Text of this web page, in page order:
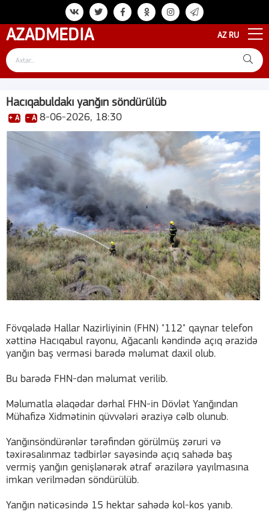
AZADMEDIA AZ RU
Hacıqabuldakı yanğın söndürülüb
+ A - A 8-06-2026, 18:30
Fövqəladə Hallar Nazirliyinin (FHN) "112" qaynar telefon
xəttinə Hacıqabul rayonu, Ağacanlı kəndində açıq ərazidə
yanğın baş verməsi barədə məlumat daxil olub.
Bu barədə FHN-dən məlumat verilib.
Məlumatla əlaqədar dərhal FHN-in Dövlət Yanğından
Mühafizə Xidmətinin qüvvələri əraziyə cəlb olunub.
Yanğınsöndürənlər tərəfindən görülmüş zəruri və
təxirəsalınmaz tədbirlər sayəsində açıq sahədə baş
vermiş yanğın genişlənərək ətraf ərazilərə yayılmasına
imkan verilmədən söndürülüb.
Yanğın nəticəsində 15 hektar sahədə kol-kos yanıb.